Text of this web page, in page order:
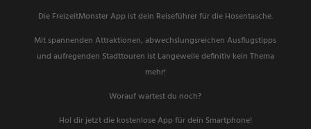
Die FreizeitMonster App ist dein Reiseführer für die Hosentasche.
Mit spannenden Attraktionen, abwechslungsreichen Ausflugstipps
und aufregenden Stadttouren ist Langeweile definitiv kein Thema
mehr!
Worauf wartest du noch?
Hol dir jetzt die kostenlose App für dein Smartphone!